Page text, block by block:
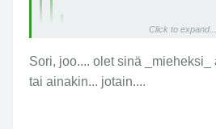
PYH, toi viirus mikään söde
Haistakoon...
Click to expand...
Sori, joo.... olet sinä _mieheksi_
tai ainakin... jotain....